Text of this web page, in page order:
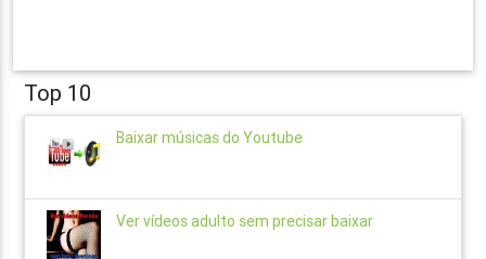
Top 10
Baixar músicas do Youtube
Ver vídeos adulto sem precisar baixar